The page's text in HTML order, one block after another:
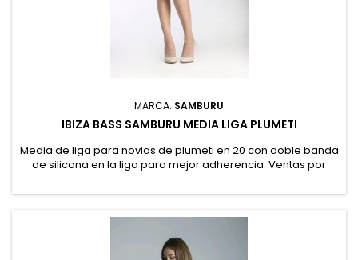
MARCA: SAMBURU
IBIZA BASS SAMBURU MEDIA LIGA PLUMETI
Media de liga para novias de plumeti en 20 con doble banda
de silicona en la liga para mejor adherencia. Ventas por